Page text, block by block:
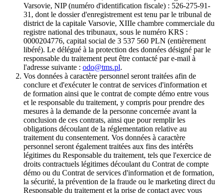
Varsovie, NIP (numéro d'identification fiscale) : 526-275-91-
31, dont le dossier d'enregistrement est tenu par le tribunal de
district de la capitale Varsovie, XIIIe chambre commerciale du
registre national des tribunaux, sous le numéro KRS :
0000204776, capital social de 3 537 560 PLN (entièrement
libéré). Le délégué à la protection des données désigné par le
responsable du traitement peut être contacté par e-mail à
l'adresse suivante : odo@tms.pl.
Vos données à caractère personnel seront traitées afin de
conclure et d'exécuter le contrat de services d'information et
de formation ainsi que le contrat de compte démo entre vous
et le responsable du traitement, y compris pour prendre des
mesures à la demande de la personne concernée avant la
conclusion de ces contrats, ainsi que pour remplir les
obligations découlant de la réglementation relative au
traitement du consentement. Vos données à caractère
personnel seront également traitées aux fins des intérêts
légitimes du Responsable du traitement, tels que l'exercice de
droits contractuels légitimes découlant du Contrat de compte
démo ou du Contrat de services d'information et de formation,
la sécurité, la prévention de la fraude ou le marketing direct du
Responsable du traitement et la prise de contact avec vous